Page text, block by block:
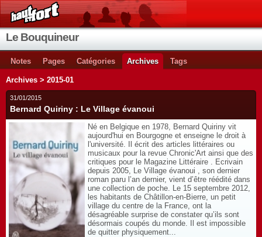
Le Bouquineur
Notes Pages Catégories Archives Tags
Archives > 2015-01
31/01/2015
Bernard Quiriny : Le Village évanoui
Né en Belgique en 1978, Bernard Quiriny vit
aujourd'hui en Bourgogne et enseigne le droit à
l'université. Il écrit des articles littéraires ou
musicaux pour la revue Chronic'Art ainsi que des
critiques pour le Magazine Littéraire . Ecrivain
depuis 2005, Le Village évanoui , son dernier
roman paru l’an dernier, vient d’être réédité dans
une collection de poche. Le 15 septembre 2012,
les habitants de Châtillon-en-Bierre, un petit
village du centre de la France, ont la
désagréable surprise de constater qu’ils sont
désormais coupés du monde. Il est impossible
de quitter physiquement...